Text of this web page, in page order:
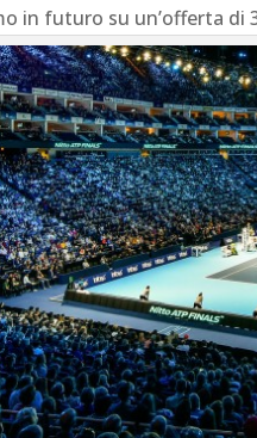
in futuro su un’offerta di